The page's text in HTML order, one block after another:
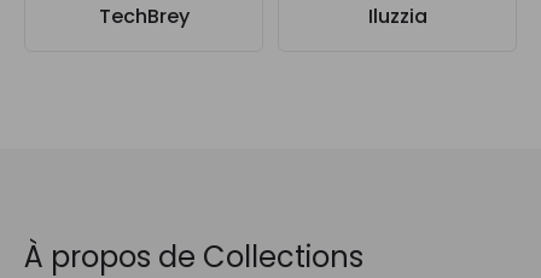
TechBrey Iluzzia
À propos de Collections